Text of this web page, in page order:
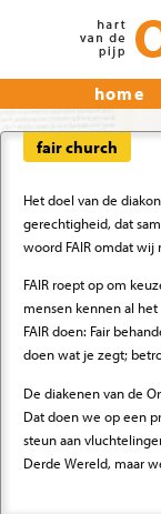
home
fair church
Het doel van de
gerechtigheid, dat
woord FAIR omdat
FAIR roept op om
mensen kennen al
FAIR doen: Fair
doen wat je zegt;
De diakenen van de
Dat doen we op een
steun aan
Derde Wereld, maar